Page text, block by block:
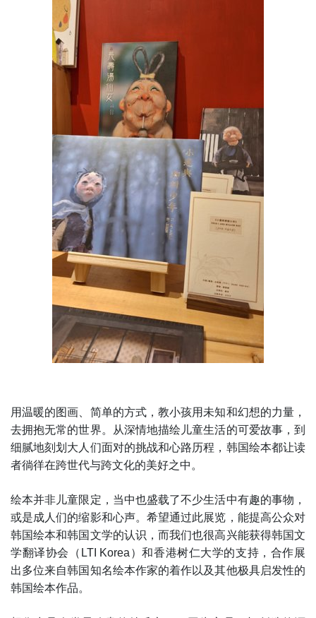
用温暖的图画、简单的方式，教小孩用未知和幻想的力量，
去拥抱无常的世界。从深情地描绘儿童生活的可爱故事，到
细腻地刻划大人们面对的挑战和心路历程，韩国绘本都让读
者徜徉在跨世代与跨文化的美好之中。
绘本并非儿童限定，当中也盛载了不少生活中有趣的事物，
或是成人们的缩影和心声。希望通过此展览，能提高公众对
韩国绘本和韩国文学的认识，而我们也很高兴能获得韩国文
学翻译协会（LTI Korea）和香港树仁大学的支持，合作展
出多位来自韩国知名绘本作家的着作以及其他极具启发性的
韩国绘本作品。